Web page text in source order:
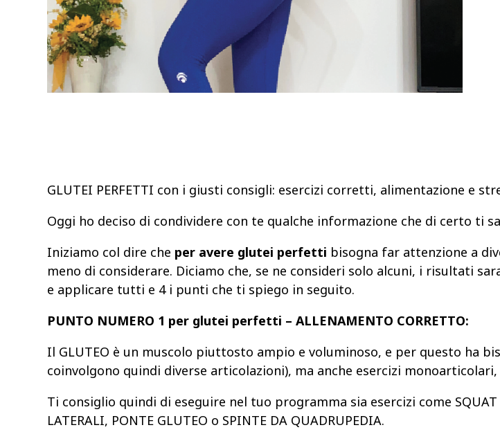
GLUTEI PERFETTI con i giusti consigli: esercizi corretti, alimentazione e
Oggi ho deciso di condividere con te qualche informazione che di certo ti
Iniziamo col dire che per avere glutei perfetti bisogna far attenzione a
meno di considerare. Diciamo che, se ne consideri solo alcuni, i risultati
e applicare tutti e 4 i punti che ti spiego in seguito.
PUNTO NUMERO 1 per glutei perfetti – ALLENAMENTO CORRETTO:
Il GLUTEO è un muscolo piuttosto ampio e voluminoso, e per questo ha
coinvolgono quindi diverse articolazioni), ma anche esercizi
Ti consiglio quindi di eseguire nel tuo programma sia esercizi come SQUAT
LATERALI, PONTE GLUTEO o SPINTE DA QUADRUPEDIA.